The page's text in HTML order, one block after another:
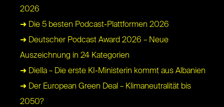
2026
➜ Die 5 besten Podcast-Plattformen 2026
➜ Deutscher Podcast Award 2026 – Neue
Auszeichnung in 24 Kategorien
➜ Diella – Die erste KI-Ministerin kommt aus Albanien
➜ Der European Green Deal – Klimaneutralität bis
2050?